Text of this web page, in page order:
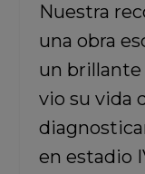
Nuestra
una obra
un brillante
vio su vida
en estadio